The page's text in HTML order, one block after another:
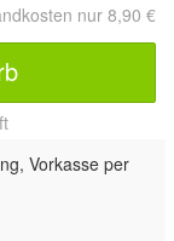
nur 8,90 €
Vorkasse per